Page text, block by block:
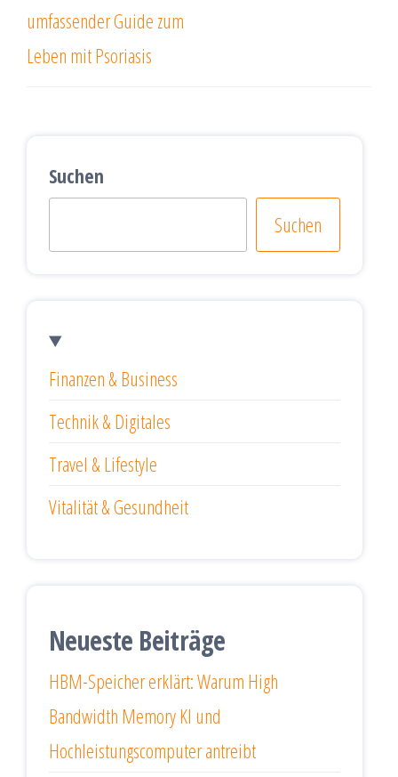
umfassender Guide zum
Leben mit Psoriasis
Suchen
Suchen
Finanzen & Business
Technik & Digitales
Travel & Lifestyle
Vitalität & Gesundheit
Neueste Beiträge
HBM-Speicher erklärt: Warum High
Bandwidth Memory KI und
Hochleistungscomputer antreibt